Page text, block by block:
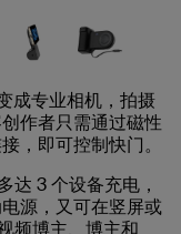
成专业相机，拍摄
作者只需通过磁性
，即可控制快门。
达 3 个设备充电，
源，又可在竖屏或
频博主、博主和